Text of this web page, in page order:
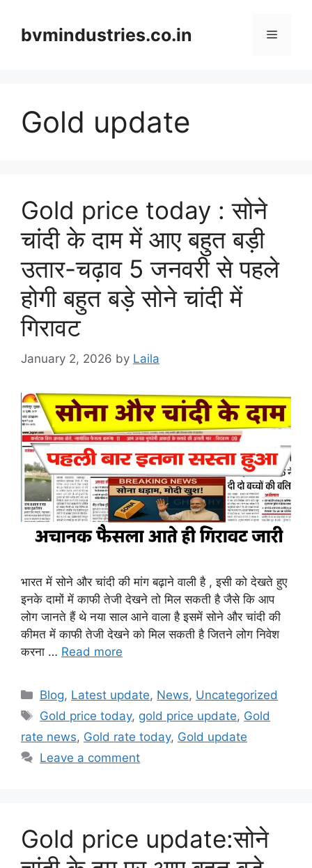
contentbvmindustries.co.in Menu
Gold update
Gold price today : सोने
चांदी के दाम में आए बहुत बड़ी
उतार-चढ़ाव 5 जनवरी से पहले
होगी बहुत बड़े सोने चांदी में
गिरावट
January 2, 2026 by Laila
भारत में सोने और चांदी की मांग बढ़ाने वाली है , इसी को देखते हुए
इनके दामों में काफी तेजी देखने तो मिल सकती है जैसे कि आप
लोग जानते हैं थे नया साल आने वाला है इसमें सोने और चांदी की
कीमत में काफी तेजी देखने को मिल सकती है जितने लोग निवेश
करना … Read more
Categories
Blog, Latest update, News, Uncategorized
Tags
Gold price today, gold price update, Gold
rate news, Gold rate today, Gold update
Leave a comment
Gold price update:सोने